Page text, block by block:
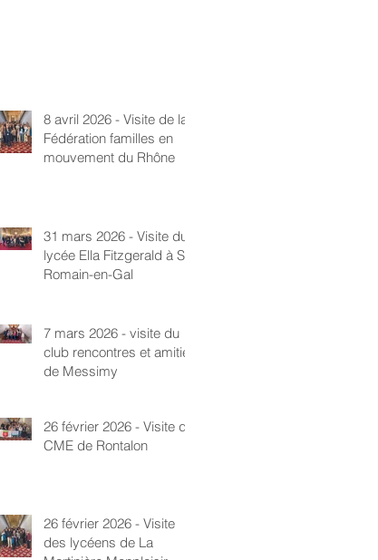
8 avril 2026 - Visite de la
Fédération familles en
mouvement du Rhône
31 mars 2026 - Visite du
lycée Ella Fitzgerald à St-
Romain-en-Gal
7 mars 2026 - visite du
club rencontres et amitié
de Messimy
26 février 2026 - Visite du
CME de Rontalon
26 février 2026 - Visite
des lycéens de La